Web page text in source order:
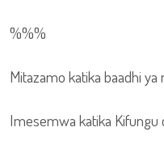
%%%
Mitazamo katika baadhi ya
Imesemwa katika Kifungu